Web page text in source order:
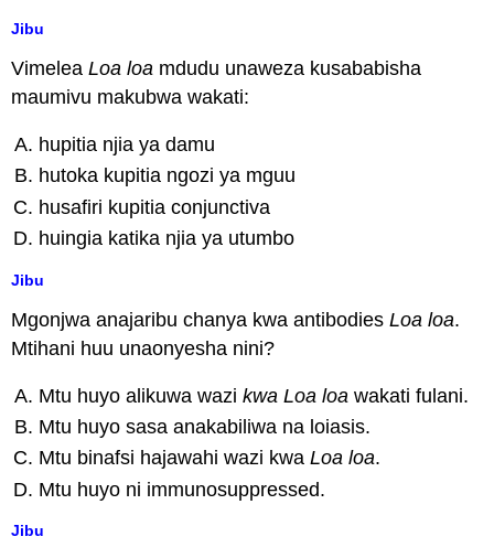
Jibu
VimeleaLoa loa mdudu unaweza kusababisha
maumivu makubwa wakati:
hupitia njia ya damu
hutoka kupitia ngozi ya mguu
husafiri kupitia conjunctiva
huingia katika njia ya utumbo
Jibu
Mgonjwa anajaribu chanya kwa antibodiesLoa loa.
Mtihani huu unaonyesha nini?
Mtu huyo alikuwa wazikwa Loa loa wakati fulani.
Mtu huyo sasa anakabiliwa na loiasis.
Mtu binafsi hajawahi wazi kwaLoa loa.
Mtu huyo ni immunosuppressed.
Jibu